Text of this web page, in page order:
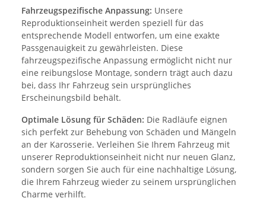
Fahrzeugspezifische Anpassung: Unsere
Reproduktionseinheit werden speziell für das
entsprechende Modell entworfen, um eine exakte
Passgenauigkeit zu gewährleisten. Diese
fahrzeugspezifische Anpassung ermöglicht nicht nur
eine reibungslose Montage, sondern trägt auch dazu
bei, dass Ihr Fahrzeug sein ursprüngliches
Erscheinungsbild behält.
Optimale Lösung für Schäden: Die Radläufe eignen
sich perfekt zur Behebung von Schäden und Mängeln
an der Karosserie. Verleihen Sie Ihrem Fahrzeug mit
unserer Reproduktionseinheit nicht nur neuen Glanz,
sondern sorgen Sie auch für eine nachhaltige Lösung,
die Ihrem Fahrzeug wieder zu seinem ursprünglichen
Charme verhilft.